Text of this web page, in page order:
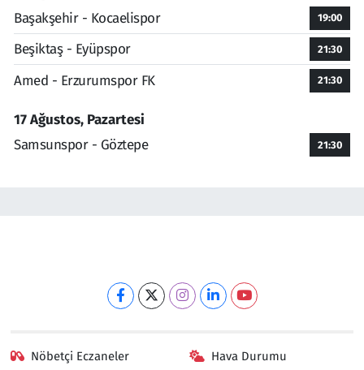
Başakşehir - Kocaelispor
19:00
Beşiktaş - Eyüpspor 21:30
Amed - Erzurumspor FK 21:30
17 Ağustos, Pazartesi
Samsunspor - Göztepe
21:30
Nöbetçi Eczaneler Hava Durumu